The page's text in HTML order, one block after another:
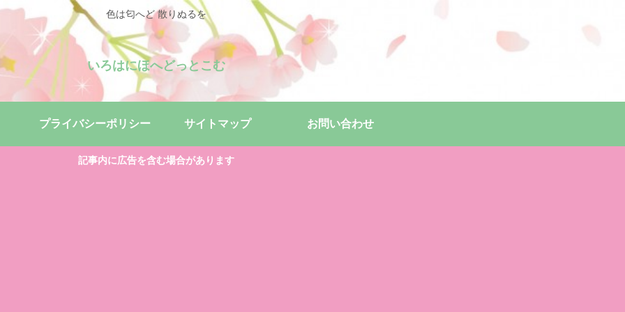
色は匂へど 散りぬるを
いろはにほへどっとこむ
プライバシーポリシー サイトマップ お問い合わせ
記事内に広告を含む場合があります